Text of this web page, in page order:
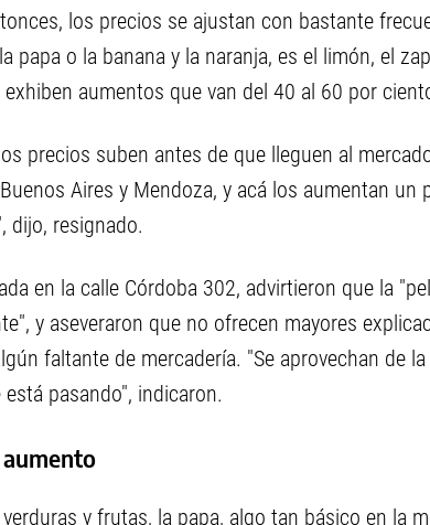
los precios se ajustan con bastante
papa o la banana y la naranja, es el limón, el
aumentos que van del 40 al 60 por
precios suben antes de que lleguen al
Aires y Mendoza, y acá los aumentan un
dijo, resignado.
en la calle Córdoba 302, advirtieron que la
y aseveraron que no ofrecen mayores
faltante de mercadería. "Se aprovechan de
pasando", indicaron.
y frutas, la papa, algo tan básico en la